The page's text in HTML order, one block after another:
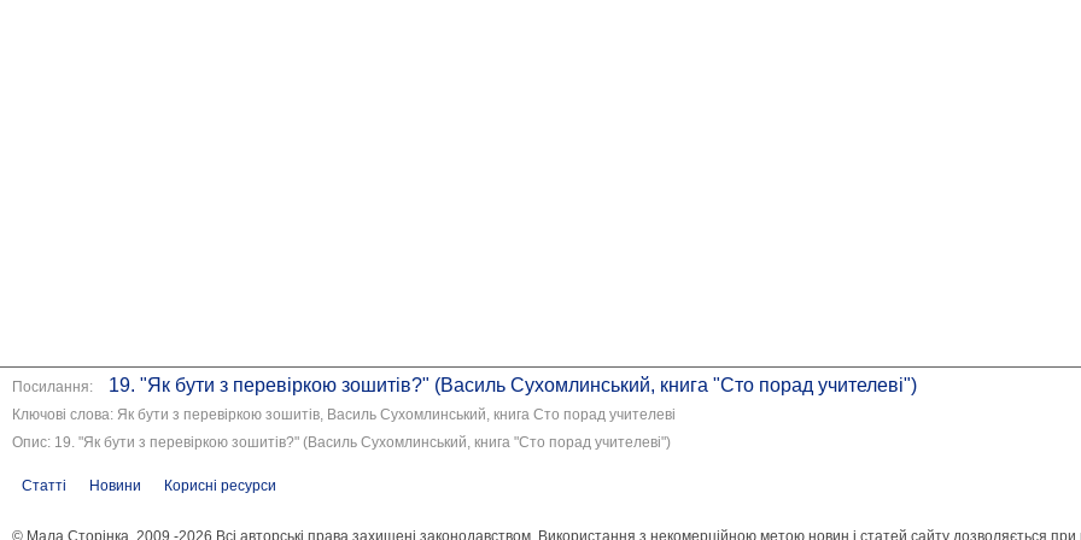
Посилання: 19. "Як бути з перевіркою зошитів?" (Василь Сухомлинський, книга "Сто порад учителеві")
Ключові слова: Як бути з перевіркою зошитів, Василь Сухомлинський, книга Сто порад учителеві
Опис: 19. "Як бути з перевіркою зошитів?" (Василь Сухомлинський, книга "Сто порад учителеві")
Статті Новини Корисні ресурси